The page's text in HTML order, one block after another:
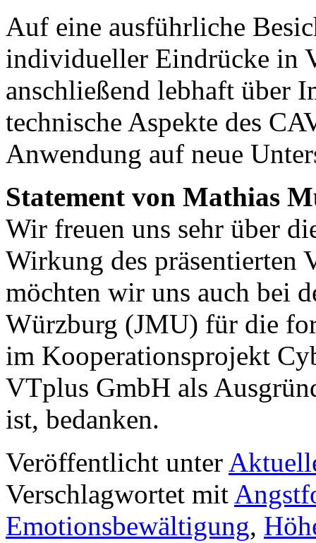
Auf eine ausführliche
individueller Eindrücke in
anschließend lebhaft über
technische Aspekte des
Anwendung auf neue
Statement von Mathias
Wir freuen uns sehr über
Wirkung des präsentierten
möchten wir uns auch bei
Würzburg (JMU) für die
im Kooperationsprojekt
VTplus GmbH als
ist, bedanken.
Veröffentlicht unter
Verschlagwortet mit
Emotionsbewältigung,